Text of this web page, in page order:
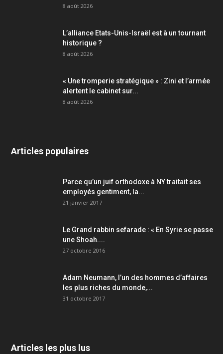
8 août 2026
L’alliance Etats-Unis-Israël est à un tournant
historique ?
8 août 2026
« Une tromperie stratégique » : Zini et l’armée
alertent le cabinet sur...
8 août 2026
Articles populaires
Parce qu’un juif orthodoxe à NY traitait ses
employés gentiment, la...
21 janvier 2017
Le Grand rabbin sefarade : « En Syrie se passe
une Shoah....
27 octobre 2016
Adam Neumann, l’un des hommes d’affaires
les plus riches du monde,...
31 octobre 2017
Articles les plus lus